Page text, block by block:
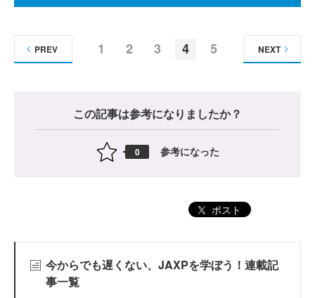
1 2 3 4 5
PREV NEXT
この記事は参考になりましたか？
0 参考になった
ポスト
今からでも遅くない、JAXPを学ぼう！連載記
事一覧